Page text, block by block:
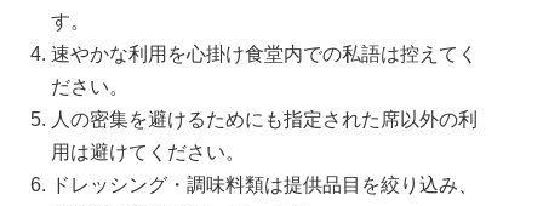
す。
速やかな利用を心掛け食堂内での私語は控えてく
ださい。
人の密集を避けるためにも指定された席以外の利
用は避けてください。
ドレッシング・調味料類は提供品目を絞り込み、